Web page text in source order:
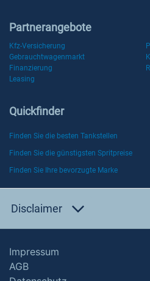
Partnerangebote
Kfz-Versicherung
Gebrauchtwagenmarkt
Finanzierung
Leasing
Quickfinder
Finden Sie die besten Tankstellen
Finden Sie die günstigsten Spritpreise
Finden Sie Ihre bevorzugte Marke
Disclaimer
Impressum
AGB